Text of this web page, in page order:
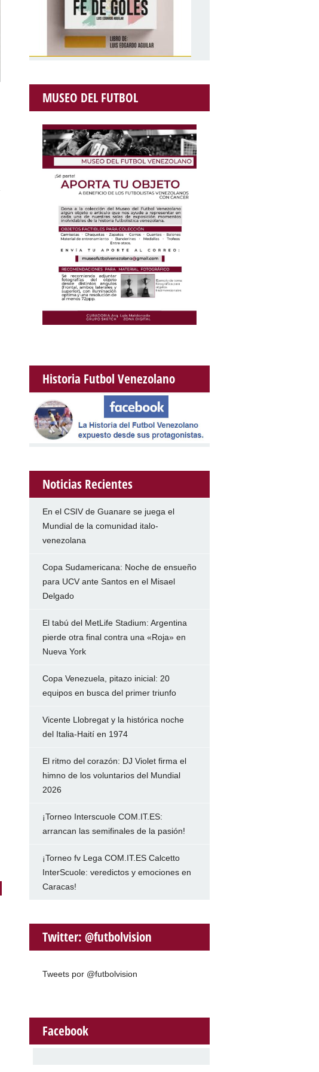
MUSEO DEL FUTBOL
Historia Futbol Venezolano
Noticias Recientes
En el CSIV de Guanare se juega el
Mundial de la comunidad italo-
venezolana
Copa Sudamericana: Noche de ensueño
para UCV ante Santos en el Misael
Delgado
El tabú del MetLife Stadium: Argentina
pierde otra final contra una «Roja» en
Nueva York
Copa Venezuela, pitazo inicial: 20
equipos en busca del primer triunfo
Vicente Llobregat y la histórica noche
del Italia-Haití en 1974
El ritmo del corazón: DJ Violet firma el
himno de los voluntarios del Mundial
2026
¡Torneo Interscuole COM.IT.ES:
arrancan las semifinales de la pasión!
¡Torneo fv Lega COM.IT.ES Calcetto
InterScuole: veredictos y emociones en
Caracas!
Twitter: @futbolvision
Tweets por @futbolvision
Facebook